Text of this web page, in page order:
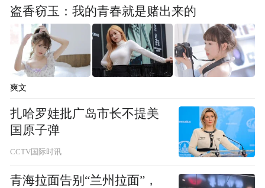
盗香窃玉：我的青春就是赌出来的
爽文
扎哈罗娃批广岛市长不提美
国原子弹
CCTV国际时讯
青海拉面告别“兰州拉面”，